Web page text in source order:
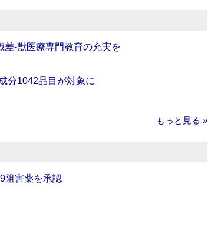
差‐獣医療専門教育の充実を
分1042品目が対象に
もっと見る »
阻害薬を承認